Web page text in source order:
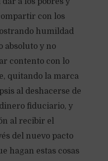
con los
humildad
absoluto y no
contento con lo
quitando la marca
al deshacerse de
fiduciario, y
al recibir el
del nuevo pacto
hagan estas cosas